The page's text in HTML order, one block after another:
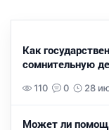
Как
сомнительную
110 0 28
Может ли